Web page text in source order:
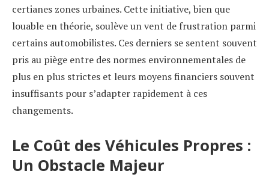
certianes zones urbaines. Cette initiative, bien que
louable en théorie, soulève un vent de frustration parmi
certains automobilistes. Ces derniers se sentent souvent
pris au piège entre des normes environnementales de
plus en plus strictes et leurs moyens financiers souvent
insuffisants pour s’adapter rapidement à ces
changements.
Le Coût des Véhicules Propres :
Un Obstacle Majeur